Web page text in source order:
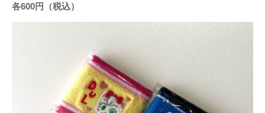
各600円（税込）